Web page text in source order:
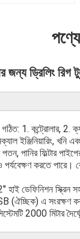
ড্রিলিং রিগ
গঠিত: 1. কন্ট্রোলার,
ইঞ্জিনিয়ারিং,
পানির ফিল্টার
করতে
ডেফিনিশন স্ক্রিন
(ঐচ্ছিক) এ সংরক্ষণ
2000 মিটার